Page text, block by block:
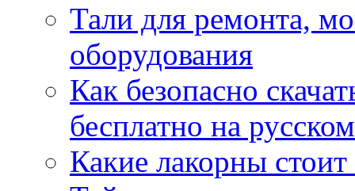
Тали для ремонта,
оборудования
Как безопасно
бесплатно на
Какие лакорны